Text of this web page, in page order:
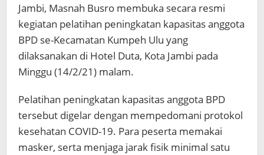
Jambi, Masnah Busro membuka secara resmi
kegiatan pelatihan peningkatan kapasitas anggota
BPD se-Kecamatan Kumpeh Ulu yang
dilaksanakan di Hotel Duta, Kota Jambi pada
Minggu (14/2/21) malam.
Pelatihan peningkatan kapasitas anggota BPD
tersebut digelar dengan mempedomani protokol
kesehatan COVID-19. Para peserta memakai
masker, serta menjaga jarak fisik minimal satu